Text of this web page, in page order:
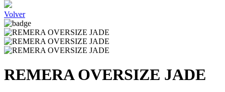
Volver
REMERA OVERSIZE JADE